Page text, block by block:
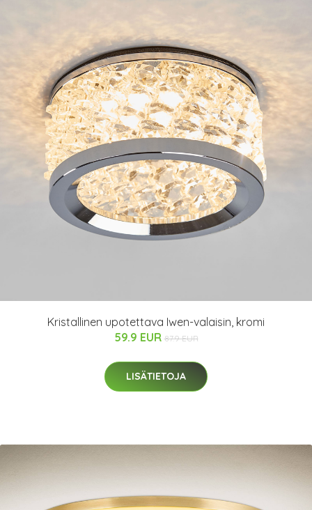
Kristallinen upotettava Iwen-valaisin, kromi
59.9 EUR 87.9 EUR
LISÄTIETOJA